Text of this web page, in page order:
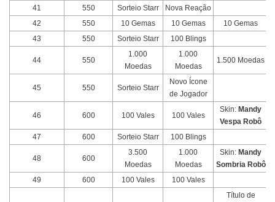
41
550 Sorteio Starr
Nova Reação
42
550 10 Gemas 10 Gemas
10 Gemas
43
550 Sorteio Starr 100 Blings
44 550
1.000
Moedas
1.000
Moedas
1.500 Moedas
45 550 Sorteio Starr
Novo Ícone
de Jogador
46 600 100 Vales 100 Vales
Skin: Mandy
Vespa Robô
47
600 Sorteio Starr 100 Blings
48 600
3.500
Moedas
1.000
Moedas
Skin: Mandy
Sombria Robô
49
600 100 Vales
100 Vales
Título de